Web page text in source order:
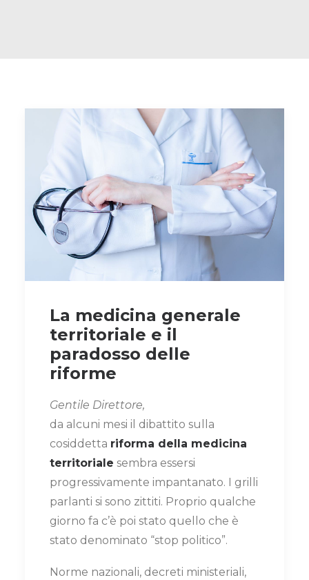
La medicina generale
territoriale e il
paradosso delle
riforme
Gentile Direttore,
da alcuni mesi il dibattito sulla
cosiddetta riforma della medicina
territoriale sembra essersi
progressivamente impantanato. I grilli
parlanti si sono zittiti. Proprio qualche
giorno fa c’è poi stato quello che è
stato denominato “stop politico”.
Norme nazionali, decreti ministeriali,